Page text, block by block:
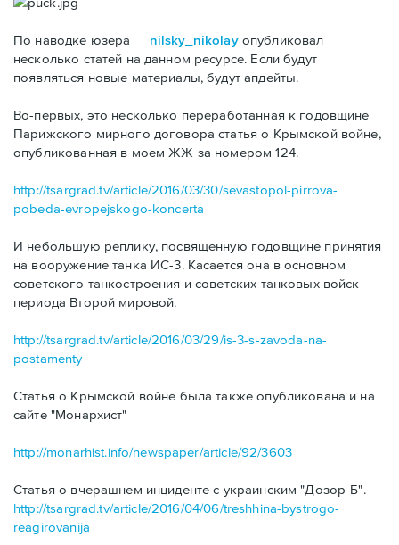
По наводке юзера nilsky_nikolayопубликовал
несколько статей на данном ресурсе. Если будут
появляться новые материалы, будут апдейты.
Во-первых, это несколько переработанная к годовщине
Парижского мирного договора статья о Крымской войне,
опубликованная в моем ЖЖ за номером 124.
http://tsargrad.tv/article/2016/03/30/sevastopol-pirrova-
pobeda-evropejskogo-koncerta
И небольшую реплику, посвященную годовщине принятия
на вооружение танка ИС-3. Касается она в основном
советского танкостроения и советских танковых войск
периода Второй мировой.
http://tsargrad.tv/article/2016/03/29/is-3-s-zavoda-na-
postamenty
Статья о Крымской войне была также опубликована и на
сайте "Монархист"
http://monarhist.info/newspaper/article/92/3603
Статья о вчерашнем инциденте с украинским "Дозор-Б".
http://tsargrad.tv/article/2016/04/06/treshhina-bystrogo-
reagirovanija